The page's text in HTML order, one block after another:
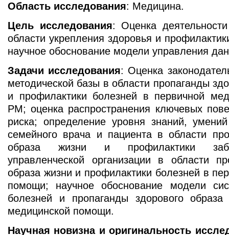
Область исследования: Медицина.
Цель исследования: Оценка
области укрепления здоровья и
научное обоснование модели управления
Задачи исследования: Оценка
методической базы в области пропаганды
и профилактики болезней в первичной
РМ; оценка распространeния ключевых
риска; определение уровня знаний,
семейного врача и пациента в области
образа жизни и профилактики
управленческой организации в области
образа жизни и профилактики болезней в
помощи; научное обоснование модели
болезней и пропаганды здорового
медицинской помощи.
Научная новизна и оригинальность